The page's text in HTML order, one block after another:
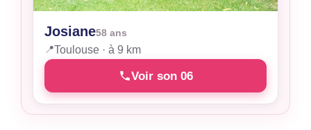
Josiane58 ans
📍Toulouse · à 9 km
Voir son 06